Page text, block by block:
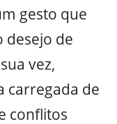
gesto que
desejo de
vez,
carregada de
conflitos